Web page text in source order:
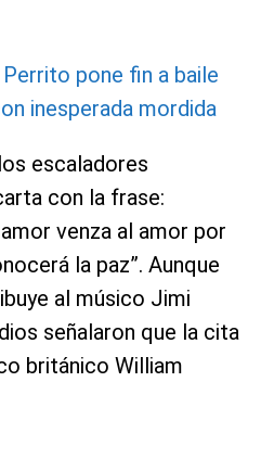
Perrito pone fin a baile
inesperada mordida
escaladores
con la frase:
venza al amor por
la paz”. Aunque
al músico Jimi
señalaron que la cita
británico William